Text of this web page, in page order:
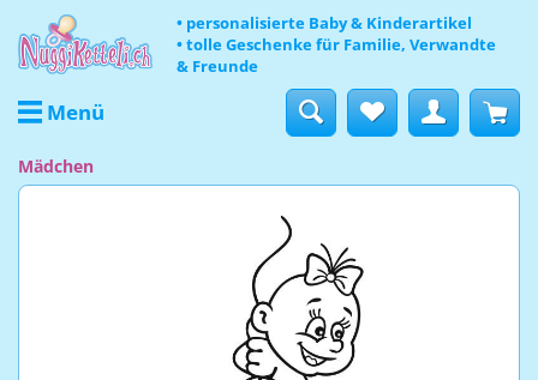
• personalisierte Baby & Kinderartikel
• tolle Geschenke für Familie, Verwandte
& Freunde
Menü
Mädchen